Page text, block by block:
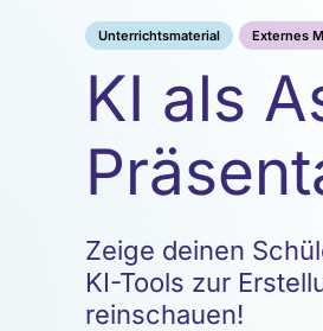
Unterrichtsmaterial Externes
KI als
Zeige deinen
KI-Tools zur
reinschauen!